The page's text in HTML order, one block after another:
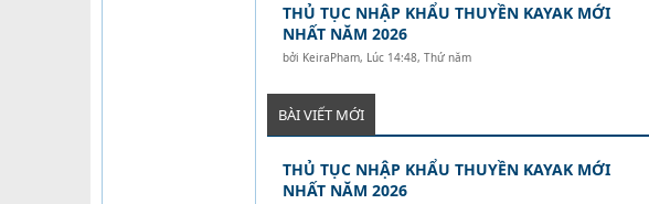
THỦ TỤC NHẬP KHẨU THUYỀN KAYAK MỚI
NHẤT NĂM 2026
bởi KeiraPham, Lúc 14:48, Thứ năm
BÀI VIẾT MỚI
THỦ TỤC NHẬP KHẨU THUYỀN KAYAK MỚI
NHẤT NĂM 2026